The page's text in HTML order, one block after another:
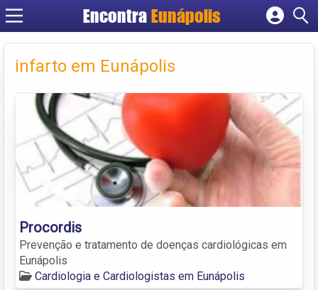
EncontraEunápolis
Cadastrar empresa
Criar conta
infarto em Eunápolis
Procordis
Prevenção e tratamento de doenças cardiológicas em
Eunápolis
Cardiologia e Cardiologistas em Eunápolis